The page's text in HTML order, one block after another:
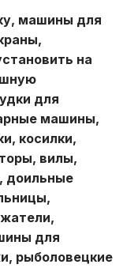
машины для
на
для
машины,
косилки,
вилы,
доильные
для
рыболовецкие